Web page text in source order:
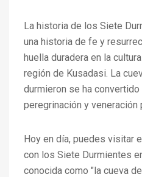
La historia de los Siete
una historia de fe y
huella duradera en la
región de Kusadasi. La
durmieron se ha convertido
peregrinación y veneración
Hoy en día, puedes visitar
con los Siete Durmientes
conocida como "la cueva